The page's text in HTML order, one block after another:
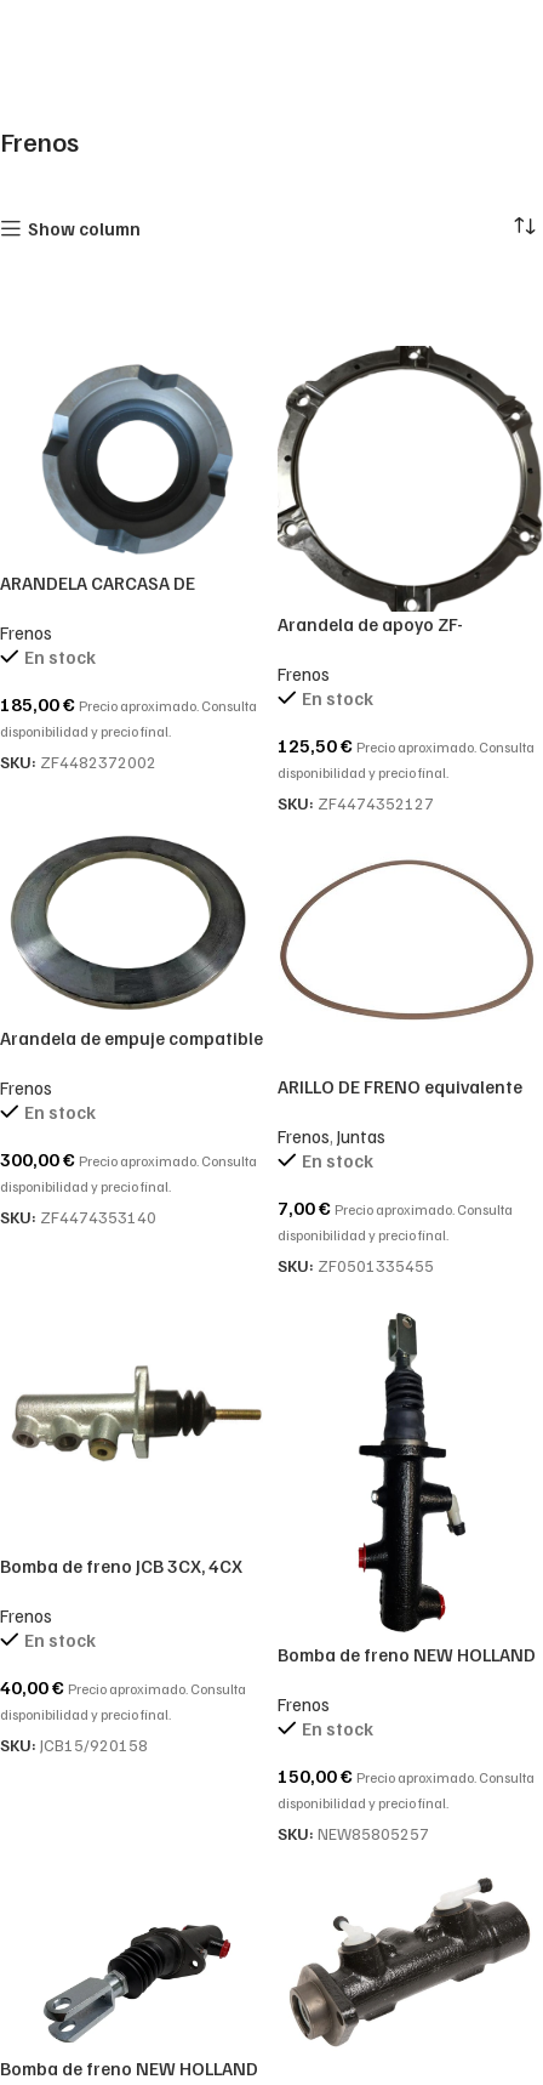
Frenos
Show column
ARANDELA CARCASA DE
4482 372 002-4482.372.002
Frenos
En stock
185,00€ Precio aproximado. Consulta
disponibilidad y precio final.
SKU: ZF4482372002
Arandela de apoyo ZF-
4474 352 121
Frenos
En stock
125,50€ Precio aproximado. Consulta
disponibilidad y precio final.
SKU: ZF4474352127
Arandela de empuje compatible
4474353140-4474.353.140
Frenos
En stock
300,00€ Precio aproximado. Consulta
disponibilidad y precio final.
SKU: ZF4474353140
ARILLO DE FRENO equivalente
335 455-0501335455
Frenos, Juntas
En stock
7,00€ Precio aproximado. Consulta
disponibilidad y precio final.
SKU: ZF0501335455
Bomba de freno JCB 3CX, 4CX
15/920158-15/920389
Frenos
En stock
40,00€ Precio aproximado. Consulta
disponibilidad y precio final.
SKU: JCB15/920158
Bomba de freno NEW HOLLAND
48151473, 87398198,
85805257, 87748269,
Frenos
En stock
150,00€ Precio aproximado. Consulta
disponibilidad y precio final.
SKU: NEW85805257
Bomba de freno NEW HOLLAND